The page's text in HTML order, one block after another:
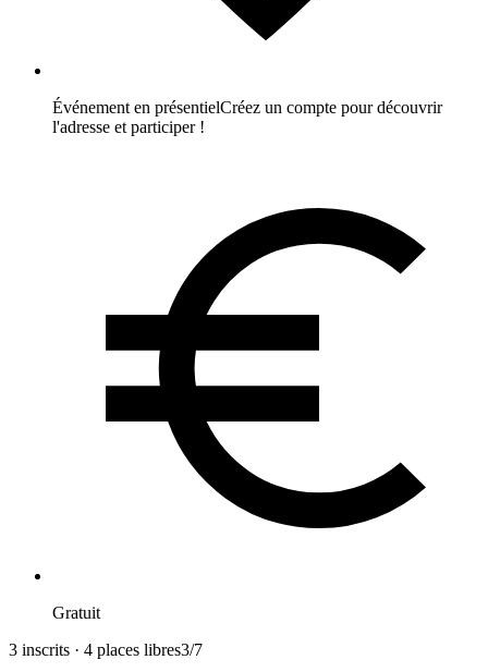
Événement en présentielCréez un compte pour découvrir
l'adresse et participer !
Gratuit
3 inscrits · 4 places libres3/7